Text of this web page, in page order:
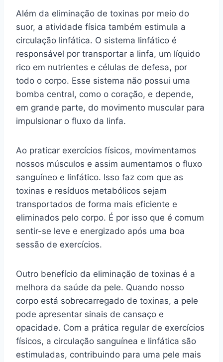
Além da eliminação de toxinas por meio do
suor, a atividade física também estimula a
circulação linfática. O sistema linfático é
responsável por transportar a linfa, um líquido
rico em nutrientes e células de defesa, por
todo o corpo. Esse sistema não possui uma
bomba central, como o coração, e depende,
em grande parte, do movimento muscular para
impulsionar o fluxo da linfa.
Ao praticar exercícios físicos, movimentamos
nossos músculos e assim aumentamos o fluxo
sanguíneo e linfático. Isso faz com que as
toxinas e resíduos metabólicos sejam
transportados de forma mais eficiente e
eliminados pelo corpo. É por isso que é comum
sentir-se leve e energizado após uma boa
sessão de exercícios.
Outro benefício da eliminação de toxinas é a
melhora da saúde da pele. Quando nosso
corpo está sobrecarregado de toxinas, a pele
pode apresentar sinais de cansaço e
opacidade. Com a prática regular de exercícios
físicos, a circulação sanguínea e linfática são
estimuladas, contribuindo para uma pele mais